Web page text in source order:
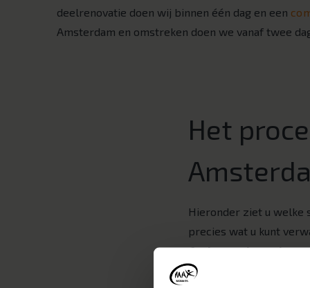
deelrenovatie doen wij binnen één dag en een
Amsterdam en omstreken doen we vanaf twee
Het
Hieronder ziet u welke
precies wat u kunt
1. Inspiratie
Een nieuwe badkamer